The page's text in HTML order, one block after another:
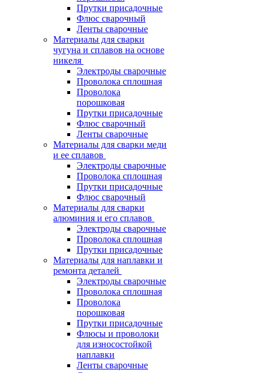
Прутки присадочные
Флюс сварочный
Ленты сварочные
Материалы для сварки
чугуна и сплавов на основе
никеля
Электроды сварочные
Проволока сплошная
Проволока
порошковая
Прутки присадочные
Флюс сварочный
Ленты сварочные
Материалы для сварки меди
и ее сплавов
Электроды сварочные
Проволока сплошная
Прутки присадочные
Флюс сварочный
Материалы для сварки
алюминия и его сплавов
Электроды сварочные
Проволока сплошная
Прутки присадочные
Материалы для наплавки и
ремонта деталей
Электроды сварочные
Проволока сплошная
Проволока
порошковая
Прутки присадочные
Флюсы и проволоки
для износостойкой
наплавки
Ленты сварочные